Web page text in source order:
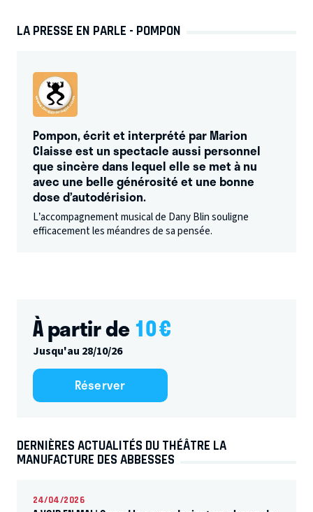
LA PRESSE EN PARLE - POMPON
Pompon, écrit et interprété par Marion
Claisse est un spectacle aussi personnel
que sincère dans lequel elle se met à nu
avec une belle générosité et une bonne
dose d’autodérision.
L’accompagnement musical de Dany Blin souligne
efficacement les méandres de sa pensée.
À partir de10€
Jusqu'au 28/10/26
Réserver
DERNIÈRES ACTUALITÉS DU THÉÂTRE LA
MANUFACTURE DES ABBESSES
24/04/2026